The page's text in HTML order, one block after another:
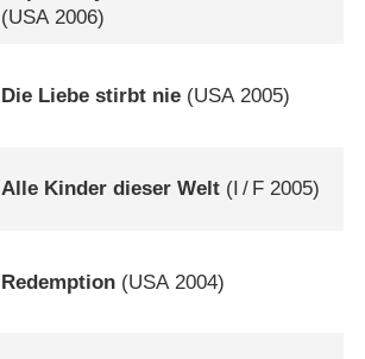
(USA 2006)
Die Liebe stirbt nie (USA2005)
Alle Kinder dieser Welt ( / F 2005)
Redemption (USA 2004)